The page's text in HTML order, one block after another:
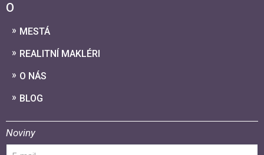
O
MESTÁ
REALITNÍ MAKLÉRI
O NÁS
BLOG
Noviny